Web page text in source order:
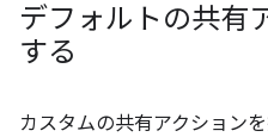
デフォルトの共有
する
カスタムの共有アクション